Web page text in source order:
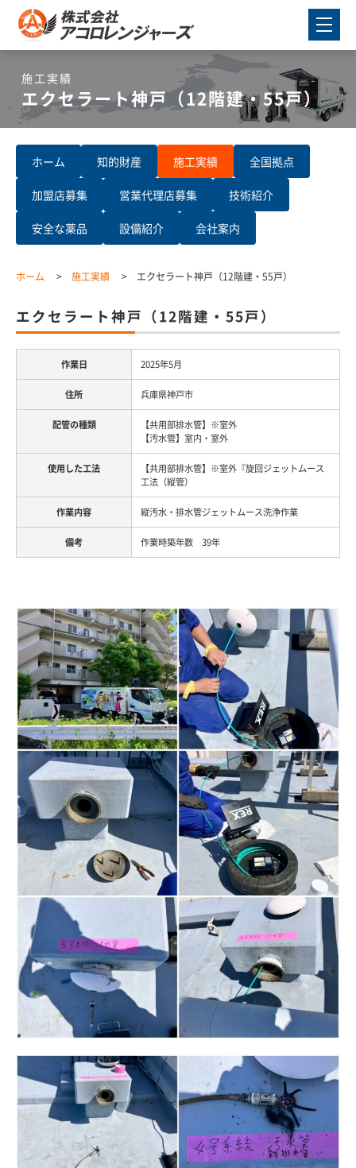
施工実績
エクセラート神戸（12階建・55戸）
ホーム 知的財産 施工実績 全国拠点
加盟店募集 営業代理店募集 技術紹介
安全な薬品 設備紹介 会社案内
ホーム 施工実績 エクセラート神戸（12階建・55戸）
エクセラート神戸（12階建・55戸）
2025年5月
兵庫県神戸市
【共用部排水管】※室外
【汚水管】室内・室外
【共用部排水管】※室外『旋回ジェットムース
工法（縦管）
縦汚水・排水管ジェットムース洗浄作業
作業時築年数 39年